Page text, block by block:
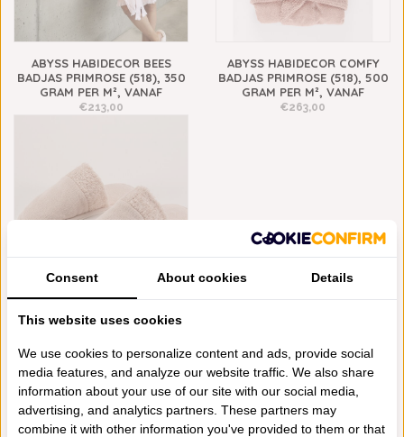
ABYSS HABIDECOR BEES
BADJAS PRIMROSE (518), 350
GRAM PER M², VANAF
€213,00
ABYSS HABIDECOR COMFY
BADJAS PRIMROSE (518), 500
GRAM PER M², VANAF
€263,00
COMFY PRIMROSE (518), 500
€70,00
Consent About cookies Details
This website uses cookies
We use cookies to personalize content and ads, provide social
media features, and analyze our website traffic. We also share
information about your use of our site with our social media,
advertising, and analytics partners. These partners may
combine it with other information you've provided to them or that